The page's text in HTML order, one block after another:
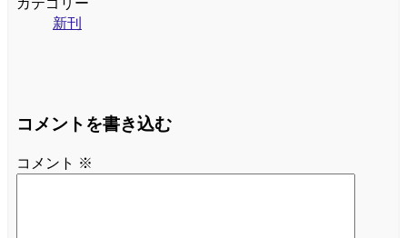
新刊
コメントを書き込む
コメント ※